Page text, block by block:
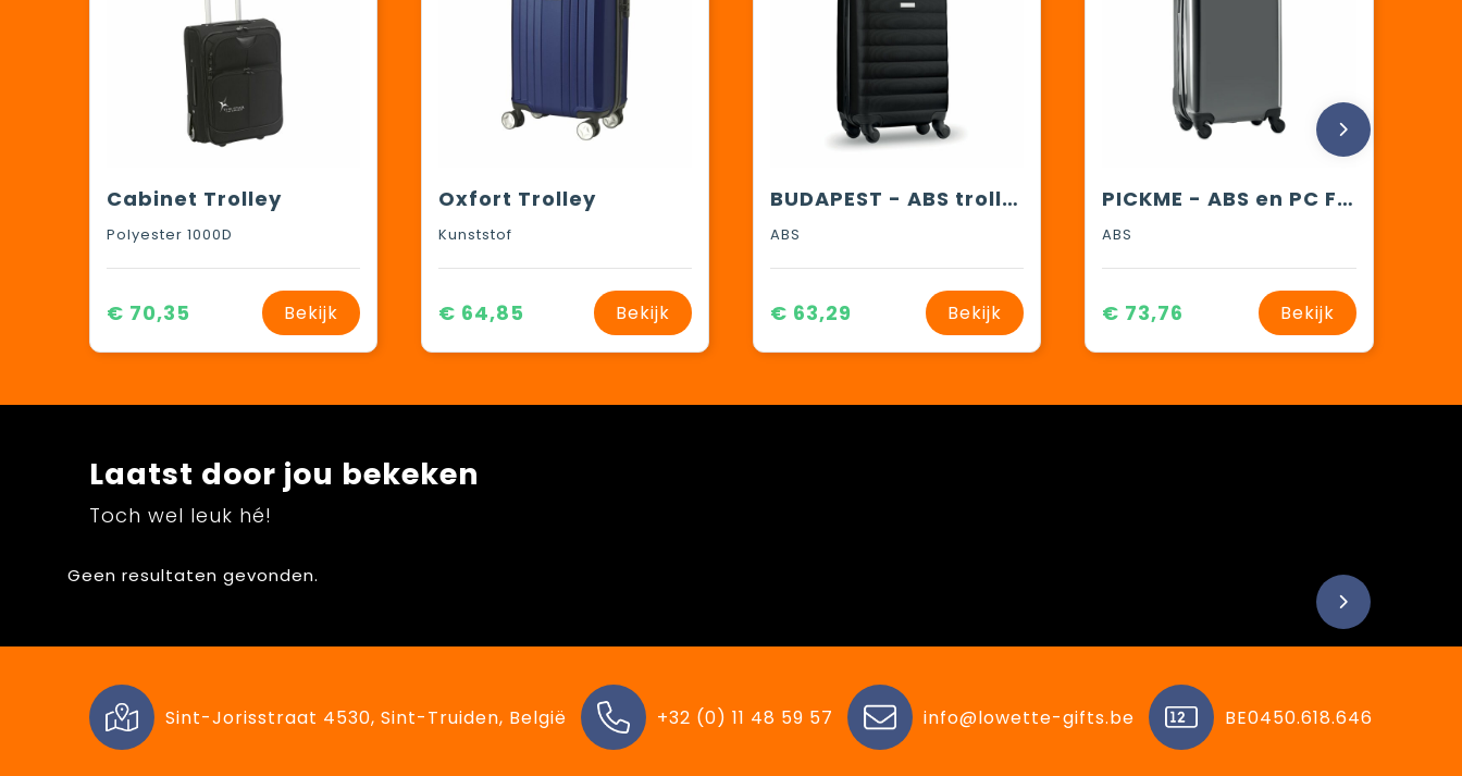
Cabinet Trolley
Polyester 1000D
€ 70,35 Bekijk
Oxfort Trolley
Kunststof
€ 64,85 Bekijk
BUDAPEST - ABS trolley, 20 inch
ABS
€ 63,29 Bekijk
PICKME - ABS en PC Foto trolley
ABS
€ 73,76 Bekijk
Laatst door jou bekeken
Toch wel leuk hé!
Geen resultaten gevonden.
Sint-Jorisstraat 4530, Sint-Truiden, België +32 (0) 11 48 59 57 info@lowette-gifts.be BE0450.618.646